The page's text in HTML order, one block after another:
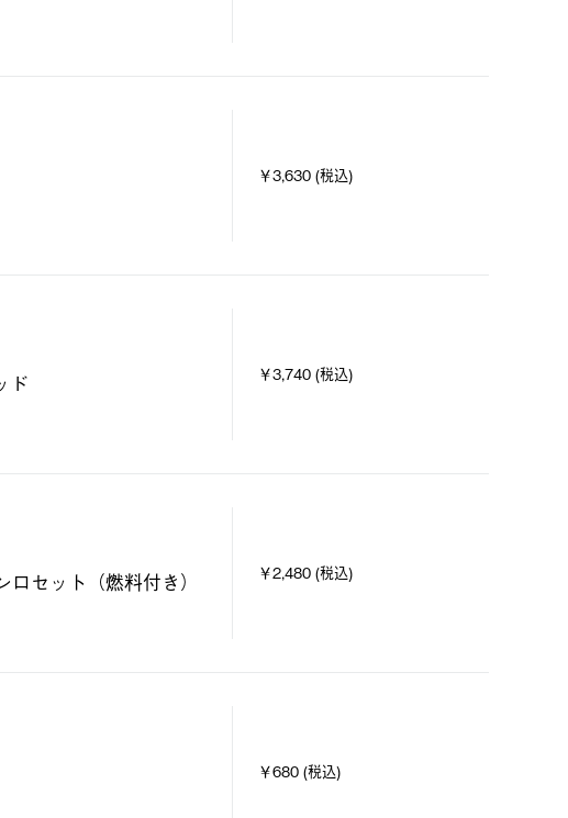
￥3,630 (税込)
ド ￥3,740 (税込)
セット（燃料付き） ￥2,480 (税込)
￥680 (税込)